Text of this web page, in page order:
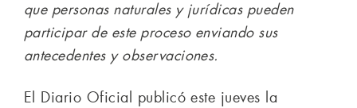
que personas naturales y jurídicas pueden
participar de este proceso enviando sus
antecedentes y observaciones.
El Diario Oficial publicó este jueves la